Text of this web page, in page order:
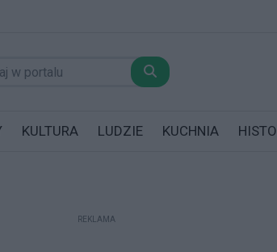
KULTURA LUDZIE KUCHNIA
REKLAMA